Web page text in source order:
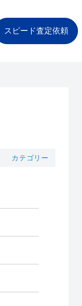
スピード査定依頼
カテゴリー